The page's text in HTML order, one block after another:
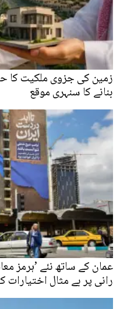
زمین کی جزوی ملکیت کا
بنانے کا سنہری موقع
عمان کے ساتھ نئے ’ہرمز
رانی پر بے مثال